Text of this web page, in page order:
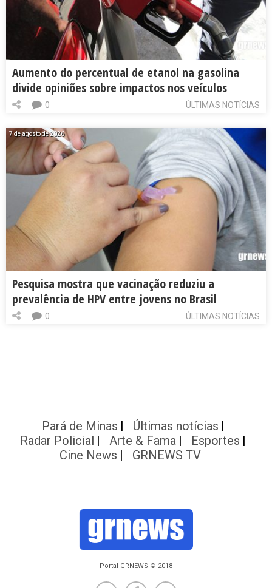
Aumento do percentual de etanol na gasolina
divide opiniões sobre impactos nos veículos
ÚLTIMAS NOTÍCIAS
0
7 de agosto de 2026
Pesquisa mostra que vacinação reduziu a
prevalência de HPV entre jovens no Brasil
ÚLTIMAS NOTÍCIAS
0
Pará de Minas
Últimas notícias
Radar Policial
Arte & Fama
Esportes
Cine News
GRNEWS TV
Portal GRNEWS © 2018